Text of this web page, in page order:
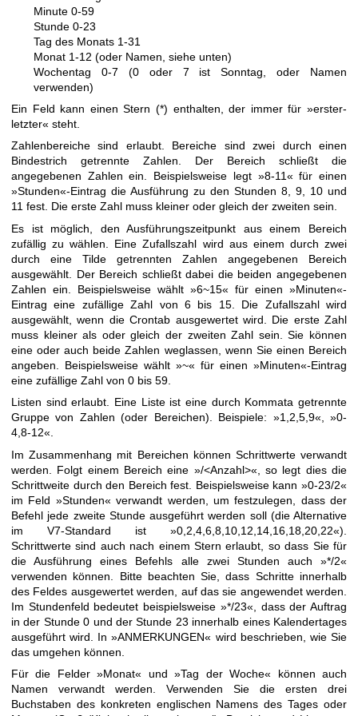
Minute 0-59
Stunde 0-23
Tag des Monats 1-31
Monat 1-12 (oder Namen, siehe unten)
Wochentag 0-7 (0 oder 7 ist Sonntag, oder Namen
verwenden)
Ein Feld kann einen Stern (*) enthalten, der immer für »erster-
letzter« steht.
Zahlenbereiche sind erlaubt. Bereiche sind zwei durch einen
Bindestrich getrennte Zahlen. Der Bereich schließt die
angegebenen Zahlen ein. Beispielsweise legt »8-11« für einen
»Stunden«-Eintrag die Ausführung zu den Stunden 8, 9, 10 und
11 fest. Die erste Zahl muss kleiner oder gleich der zweiten sein.
Es ist möglich, den Ausführungszeitpunkt aus einem Bereich
zufällig zu wählen. Eine Zufallszahl wird aus einem durch zwei
durch eine Tilde getrennten Zahlen angegebenen Bereich
ausgewählt. Der Bereich schließt dabei die beiden angegebenen
Zahlen ein. Beispielsweise wählt »6~15« für einen »Minuten«-
Eintrag eine zufällige Zahl von 6 bis 15. Die Zufallszahl wird
ausgewählt, wenn die Crontab ausgewertet wird. Die erste Zahl
muss kleiner als oder gleich der zweiten Zahl sein. Sie können
eine oder auch beide Zahlen weglassen, wenn Sie einen Bereich
angeben. Beispielsweise wählt »~« für einen »Minuten«-Eintrag
eine zufällige Zahl von 0 bis 59.
Listen sind erlaubt. Eine Liste ist eine durch Kommata getrennte
Gruppe von Zahlen (oder Bereichen). Beispiele: »1,2,5,9«, »0-
4,8-12«.
Im Zusammenhang mit Bereichen können Schrittwerte verwandt
werden. Folgt einem Bereich eine »/<Anzahl>«, so legt dies die
Schrittweite durch den Bereich fest. Beispielsweise kann »0-23/2«
im Feld »Stunden« verwandt werden, um festzulegen, dass der
Befehl jede zweite Stunde ausgeführt werden soll (die Alternative
im V7-Standard ist »0,2,4,6,8,10,12,14,16,18,20,22«).
Schrittwerte sind auch nach einem Stern erlaubt, so dass Sie für
die Ausführung eines Befehls alle zwei Stunden auch »*/2«
verwenden können. Bitte beachten Sie, dass Schritte innerhalb
des Feldes ausgewertet werden, auf das sie angewendet werden.
Im Stundenfeld bedeutet beispielsweise »*/23«, dass der Auftrag
in der Stunde 0 und der Stunde 23 innerhalb eines Kalendertages
ausgeführt wird. In »ANMERKUNGEN« wird beschrieben, wie Sie
das umgehen können.
Für die Felder »Monat« und »Tag der Woche« können auch
Namen verwandt werden. Verwenden Sie die ersten drei
Buchstaben des konkreten englischen Namens des Tages oder